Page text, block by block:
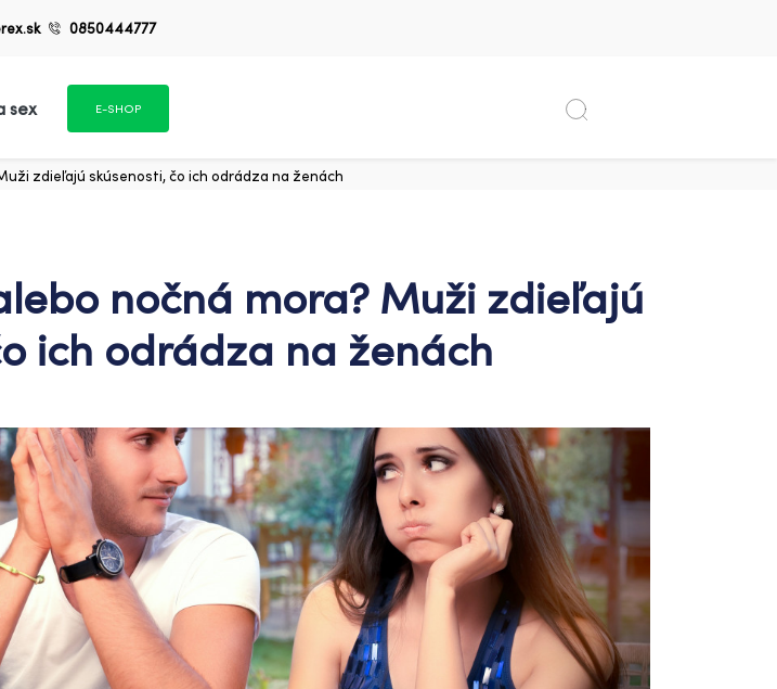
0850444777
sex E-SHOP
zdieľajú skúsenosti, čo ich odrádza na ženách
nočná mora? Muži zdieľajú
ich odrádza na ženách